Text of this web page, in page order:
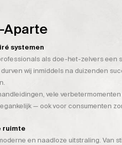
Aparte
systemen
als doe-het-zelvers een
wij inmiddels na duizenden
vele
— ook voor consumenten
ruimte
en naadloze uitstraling. Van